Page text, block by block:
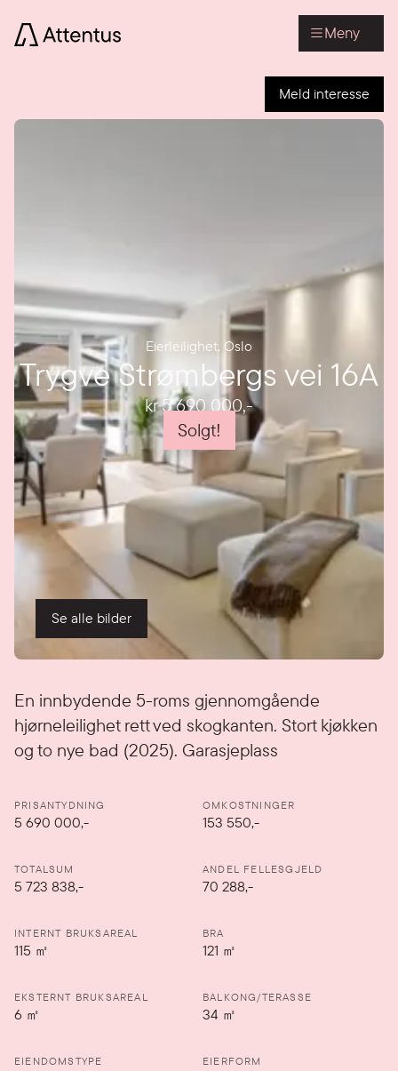
Meny
Meld interesse
Eierleilighet, Oslo
Trygve Strømbergs vei 16A
kr 5 690 000,-
Solgt!
Se alle bilder
En innbydende 5-roms gjennomgående
hjørneleilighet rett ved skogkanten. Stort kjøkken
og to nye bad (2025). Garasjeplass
Detaljer
PRISANTYDNING
5 690 000,-
OMKOSTNINGER
153 550,-
TOTALSUM
5 723 838,-
ANDEL FELLESGJELD
70 288,-
INTERNT BRUKSAREAL
115 ㎡
BRA
121 ㎡
EKSTERNT BRUKSAREAL
6 ㎡
BALKONG/TERASSE
34 ㎡
EIENDOMSTYPE EIERFORM